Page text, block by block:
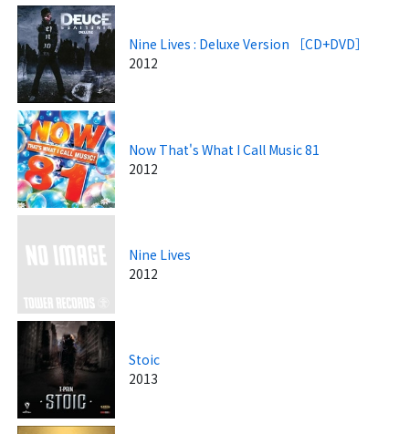
Nine Lives : Deluxe Version ［CD+DVD］
2012
Now That's What I Call Music 81
2012
Nine Lives
2012
Stoic
2013